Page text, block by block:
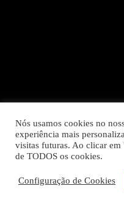
Nós usamos cookies no
experiência mais
visitas futuras. Ao clicar
de TODOS os cookies.
Configuração de Cookies